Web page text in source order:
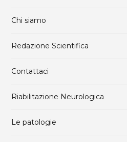
Chi siamo
Redazione Scientifica
Contattaci
Riabilitazione Neurologica
Le patologie